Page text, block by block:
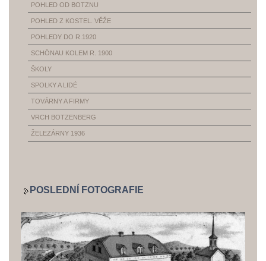
POHLED OD BOTZNU
POHLED Z KOSTEL. VĚŽE
POHLEDY DO R.1920
SCHÖNAU KOLEM R. 1900
ŠKOLY
SPOLKY A LIDÉ
TOVÁRNY A FIRMY
VRCH BOTZENBERG
ŽELEZÁRNY 1936
POSLEDNÍ FOTOGRAFIE